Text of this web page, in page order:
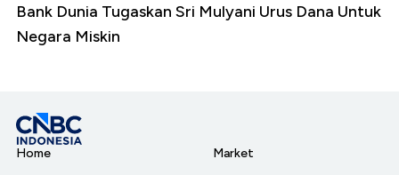
Bank Dunia Tugaskan Sri Mulyani Urus Dana Untuk
Negara Miskin
Home
Market